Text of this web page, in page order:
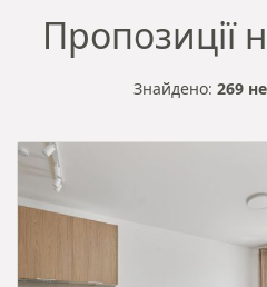
Пропозиції
Знайдено: 269